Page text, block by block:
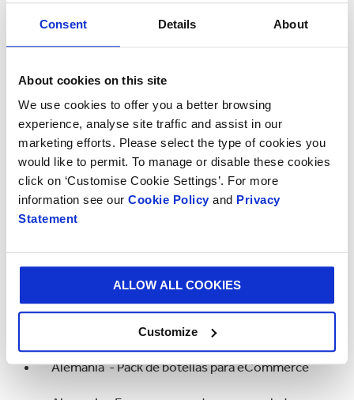
Consent Details About
About cookies on this site
We use cookies to offer you a better browsing
experience, analyse site traffic and assist in our
marketing efforts. Please select the type of cookies you
would like to permit. To manage or disable these cookies
click on ‘Customise Cookie Settings’. For more
information see our Cookie Policy and Privacy
Statement
ALLOW ALL COOKIES
Customize
mejores innovaciones en empaques de todo el
mundo.
Los productos ganadores de Smurfit Kappa en
WorldStar 2024
Colombia - Bobinas para productos de ingeniería
- Colombia
Dinamarca - Potted plant eCommerce pack
Alemania - Pack de botellas para eCommerce